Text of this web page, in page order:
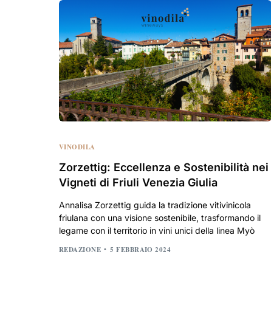
VINODILA
Zorzettig: Eccellenza e Sostenibilità nei
Vigneti di Friuli Venezia Giulia
Annalisa Zorzettig guida la tradizione vitivinicola
friulana con una visione sostenibile, trasformando il
legame con il territorio in vini unici della linea Myò
REDAZIONE 5 FEBBRAIO 2024